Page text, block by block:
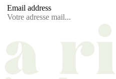
Email address